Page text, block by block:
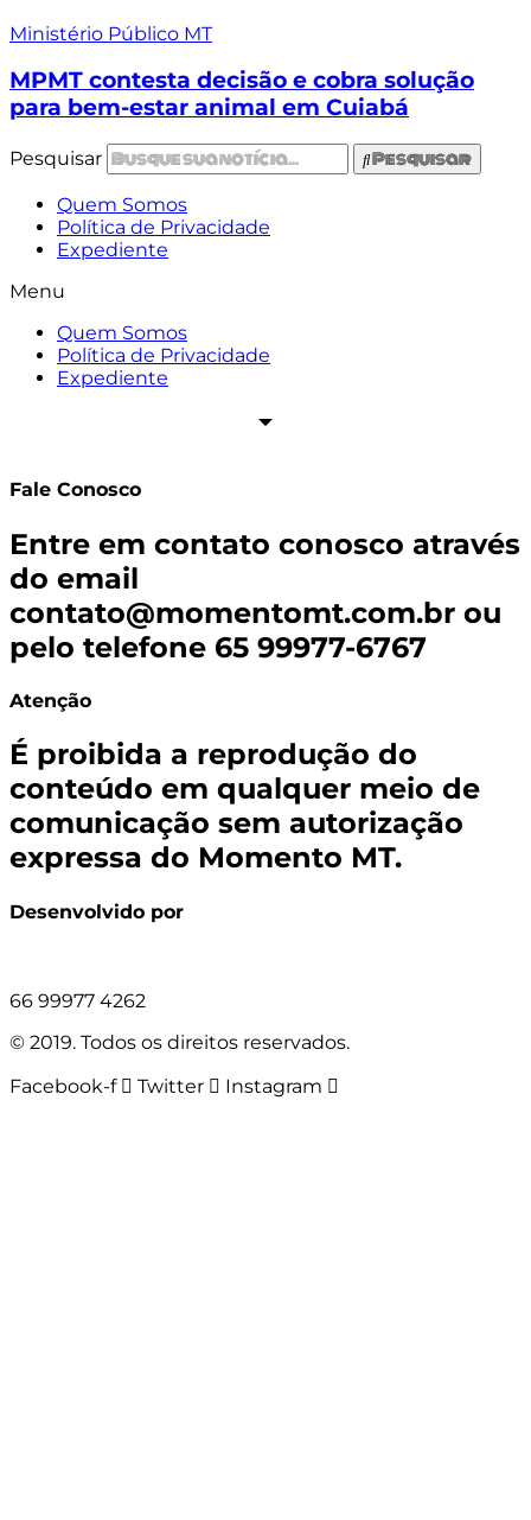
Ministério Público MT
MPMT contesta decisão e cobra solução
para bem-estar animal em Cuiabá
Pesquisar Pesquisar
Quem Somos
Política de Privacidade
Expediente
Menu
Quem Somos
Política de Privacidade
Expediente
Fale Conosco
Entre em contato conosco através
do email
contato@momentomt.com.br ou
pelo telefone 65 99977-6767
Atenção
É proibida a reprodução do
conteúdo em qualquer meio de
comunicação sem autorização
expressa do Momento MT.
Desenvolvido por
66 99977 4262
© 2019. Todos os direitos reservados.
Facebook-f
Twitter Instagram